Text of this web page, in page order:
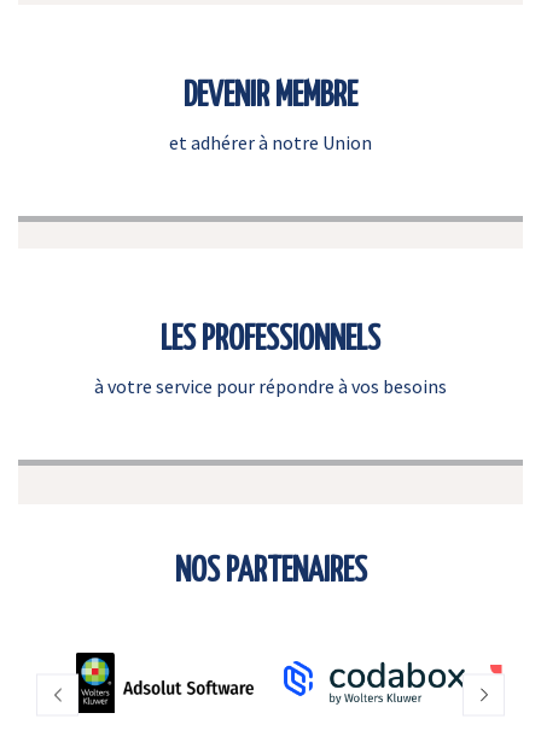
DEVENIR MEMBRE
et adhérer à notre Union
LES PROFESSIONNELS
à votre service pour répondre à vos besoins
NOS PARTENAIRES